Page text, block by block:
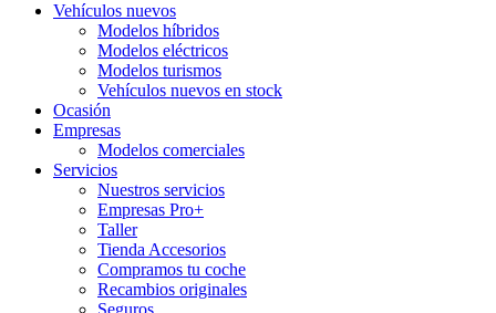
Vehículos nuevos
Modelos híbridos
Modelos eléctricos
Modelos turismos
Vehículos nuevos en stock
Ocasión
Empresas
Modelos comerciales
Servicios
Nuestros servicios
Empresas Pro+
Taller
Tienda Accesorios
Compramos tu coche
Recambios originales
Seguros